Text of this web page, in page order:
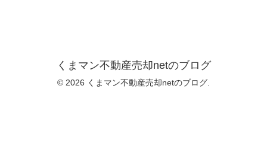
くまマン不動産売却netのブログ
© 2026 くまマン不動産売却netのブログ.